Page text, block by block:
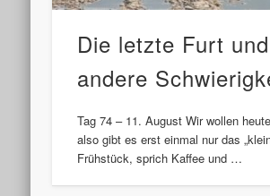
Die letzte Furt und
andere
Tag 74 – 11. August Wir wollen
also gibt es erst einmal nur das
Frühstück, sprich Kaffee und …